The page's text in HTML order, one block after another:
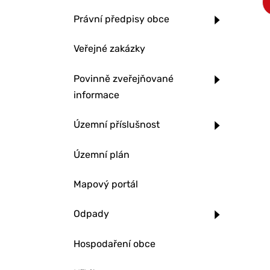
Právní předpisy obce
Veřejné zakázky
Povinně zveřejňované
informace
Územní příslušnost
Územní plán
Mapový portál
Odpady
Hospodaření obce